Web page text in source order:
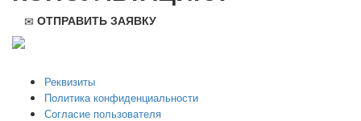
ОТПРАВИТЬ ЗАЯВКУ
Реквизиты
Политика конфиденциальности
Согласие пользователя